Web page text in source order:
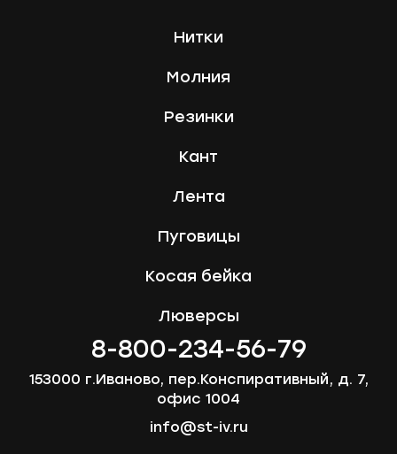
Нитки
Молния
Резинки
Кант
Лента
Пуговицы
Косая бейка
Люверсы
8-800-234-56-79
153000 г.Иваново, пер.Конспиративный, д. 7,
офис 1004
info@st-iv.ru